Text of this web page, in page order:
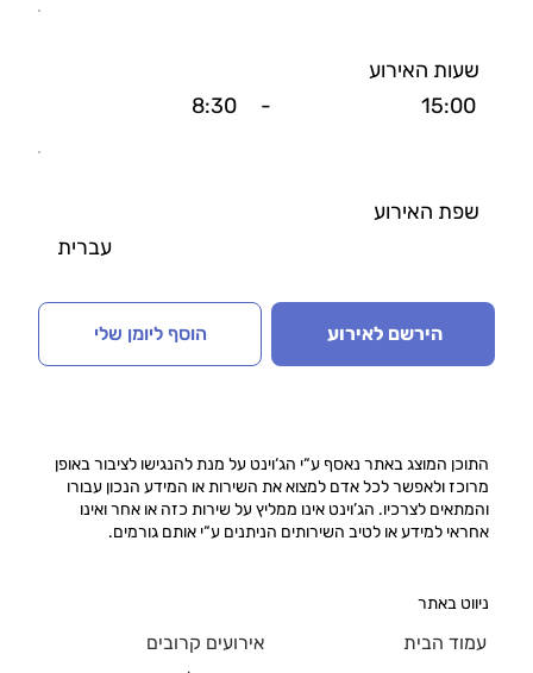
שעות האירוע
15:00
-
8:30
שפת האירוע
עברית
הירשם לאירוע הוסף ליומן שלי
התוכן המוצג באתר נאסף ע“י הג‘וינט על מנת להנגישו לציבור באופן
מרוכז ולאפשר לכל אדם למצוא את השירות או המידע הנכון עבורו
והמתאים לצרכיו. הג’וינט אינו ממליץ על שירות כזה או אחר ואינו
אחראי למידע או לטיב השירותים הניתנים ע“י אותם גורמים.
ניווט באתר
עמוד הבית
אירועים קרובים